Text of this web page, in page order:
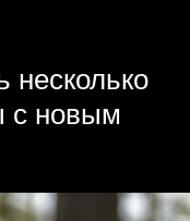
несколько
с новым